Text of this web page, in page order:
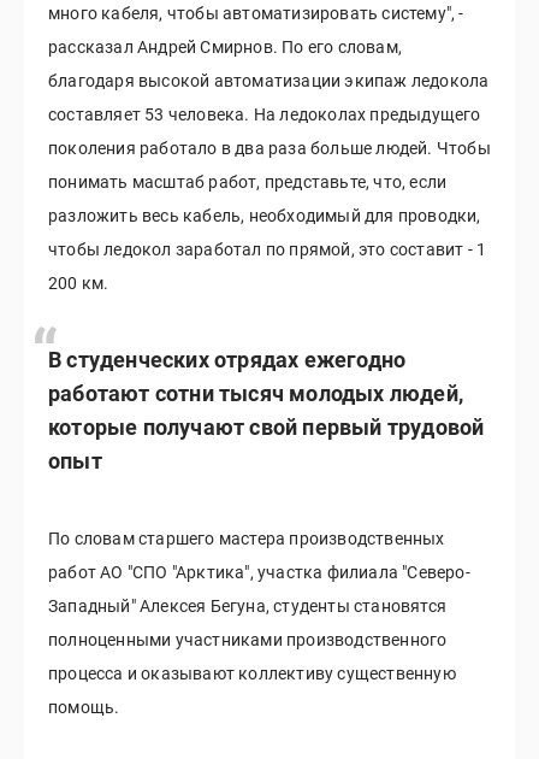
много кабеля, чтобы автоматизировать систему", -
рассказал Андрей Смирнов. По его словам,
благодаря высокой автоматизации экипаж ледокола
составляет 53 человека. На ледоколах предыдущего
поколения работало в два раза больше людей. Чтобы
понимать масштаб работ, представьте, что, если
разложить весь кабель, необходимый для проводки,
чтобы ледокол заработал по прямой, это составит - 1
200 км.
В студенческих отрядах ежегодно
работают сотни тысяч молодых людей,
которые получают свой первый трудовой
опыт
По словам старшего мастера производственных
работ АО "СПО "Арктика", участка филиала "Северо-
Западный" Алексея Бегуна, студенты становятся
полноценными участниками производственного
процесса и оказывают коллективу существенную
помощь.